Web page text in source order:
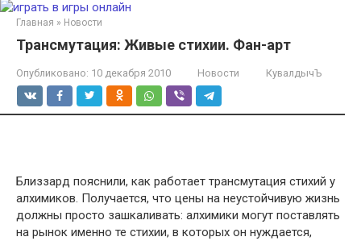
Главная » Новости
Трансмутация: Живые стихии. Фан-арт
Опубликовано: 10 декабря 2010 Новости КувалдычЪ
Близзард пояснили, как работает трансмутация стихий у
алхимиков. Получается, что цены на неустойчивую жизнь
должны просто зашкаливать: алхимики могут поставлять
на рынок именно те стихии, в которых он нуждается,